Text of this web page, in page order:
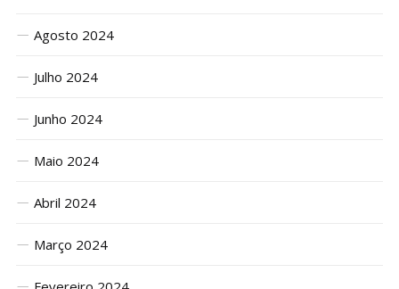
Agosto 2024
Julho 2024
Junho 2024
Maio 2024
Abril 2024
Março 2024